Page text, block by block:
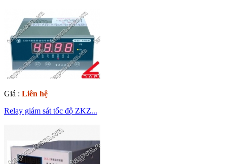
Giá : Liên hệ
Relay giám sát tốc độ ZKZ...